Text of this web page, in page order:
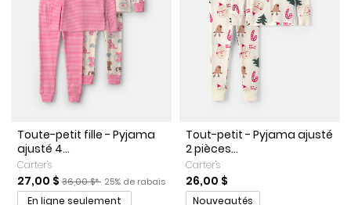
Toute-petit fille - Pyjama
ajusté 4...
Carter's
Prix de solde
27,00 $ Prix ​​de détail suggéré par le fabricant
36,00 $* Pourcentage de rabais
25% de rabais
En ligne seulement
Tout-petit - Pyjama ajusté
2 pièces...
Carter's
26,00 $
Promotions
Nouveautés